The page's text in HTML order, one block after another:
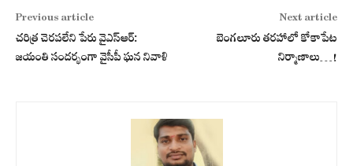
Previous article
చరిత్ర చెరపలేని పేరు వైఎస్ఆర్:
జయంతి సందర్భంగా వైసీపీ ఘన నివాళి
Next article
బెంగలూరు తరహాలో కోకాపేట
నిర్మాణాలు…!